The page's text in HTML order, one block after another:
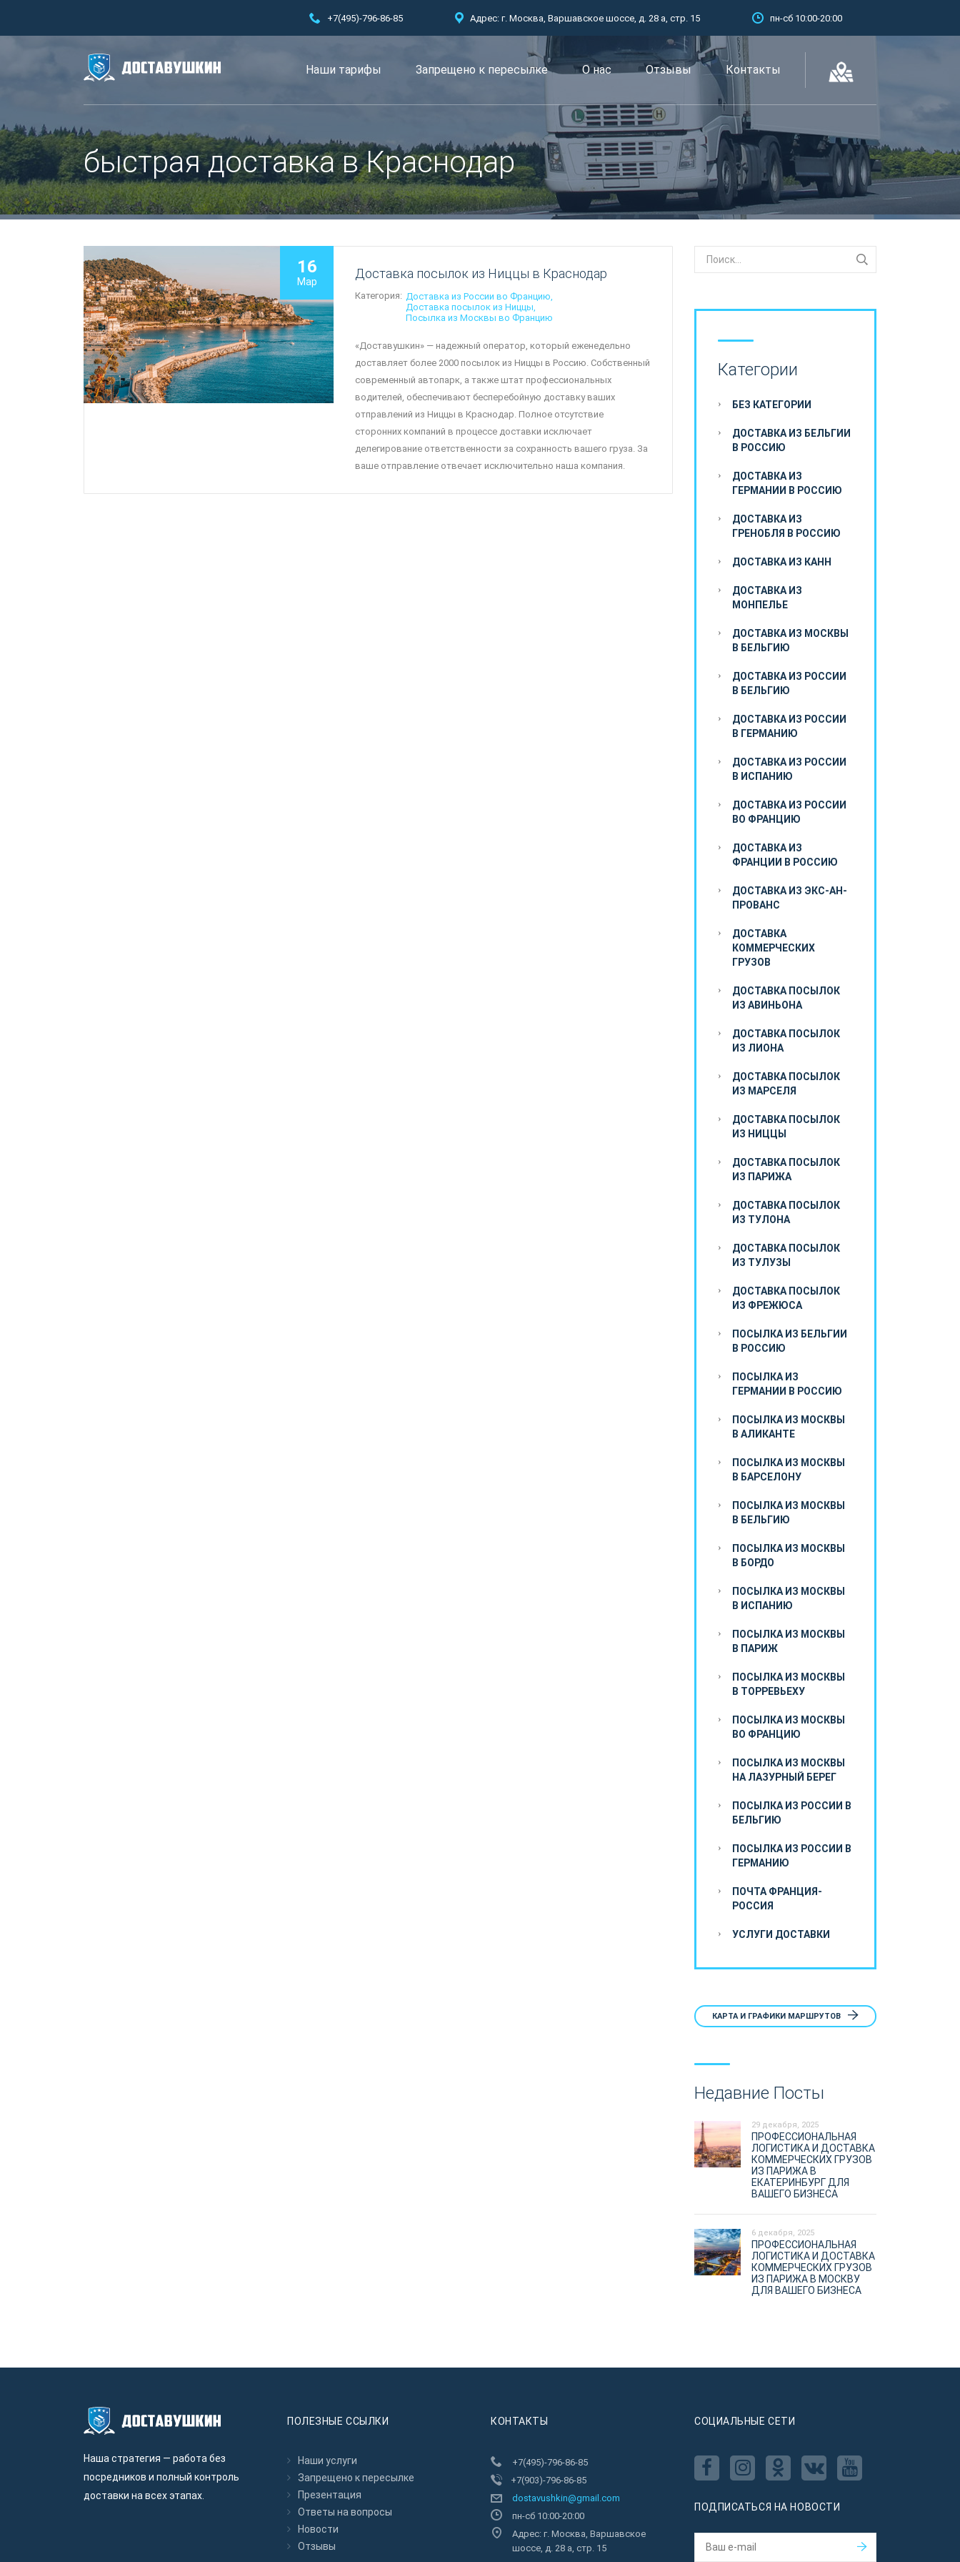
+7(495)-796-86-85 Адрес: г. Москва, Варшавское шоссе, д. 28 а, стр. 15 пн-сб 10:00-20:00
Наши тарифы Запрещено к пересылкe О нас Отзывы Контакты
быстрая доставка в Краснодар
16
Мар
Доставка посылок из Ниццы в Краснодар
Категория: Доставка из России во Францию
Доставка посылок из Ниццы
Посылка из Москвы во Францию
«Доставушкин» — надежный оператор, который еженедельно
доставляет более 2000 посылок из Ниццы в Россию. Собственный
современный автопарк, а также штат профессиональных
водителей, обеспечивают бесперебойную доставку ваших
отправлений из Ниццы в Краснодар. Полное отсутствие
сторонних компаний в процессе доставки исключает
делегирование ответственности за сохранность вашего груза. За
ваше отправление отвечает исключительно наша компания.
Категории
БЕЗ КАТЕГОРИИ
ДОСТАВКА ИЗ БЕЛЬГИИ
В РОССИЮ
ДОСТАВКА ИЗ
ГЕРМАНИИ В РОССИЮ
ДОСТАВКА ИЗ
ГРЕНОБЛЯ В РОССИЮ
ДОСТАВКА ИЗ КАНН
ДОСТАВКА ИЗ
МОНПЕЛЬЕ
ДОСТАВКА ИЗ МОСКВЫ
В БЕЛЬГИЮ
ДОСТАВКА ИЗ РОССИИ
В БЕЛЬГИЮ
ДОСТАВКА ИЗ РОССИИ
В ГЕРМАНИЮ
ДОСТАВКА ИЗ РОССИИ
В ИСПАНИЮ
ДОСТАВКА ИЗ РОССИИ
ВО ФРАНЦИЮ
ДОСТАВКА ИЗ
ФРАНЦИИ В РОССИЮ
ДОСТАВКА ИЗ ЭКС-АН-
ПРОВАНС
ДОСТАВКА
КОММЕРЧЕСКИХ
ГРУЗОВ
ДОСТАВКА ПОСЫЛОК
ИЗ АВИНЬОНА
ДОСТАВКА ПОСЫЛОК
ИЗ ЛИОНА
ДОСТАВКА ПОСЫЛОК
ИЗ МАРСЕЛЯ
ДОСТАВКА ПОСЫЛОК
ИЗ НИЦЦЫ
ДОСТАВКА ПОСЫЛОК
ИЗ ПАРИЖА
ДОСТАВКА ПОСЫЛОК
ИЗ ТУЛОНА
ДОСТАВКА ПОСЫЛОК
ИЗ ТУЛУЗЫ
ДОСТАВКА ПОСЫЛОК
ИЗ ФРЕЖЮСА
ПОСЫЛКА ИЗ БЕЛЬГИИ
В РОССИЮ
ПОСЫЛКА ИЗ
ГЕРМАНИИ В РОССИЮ
ПОСЫЛКА ИЗ МОСКВЫ
В АЛИКАНТЕ
ПОСЫЛКА ИЗ МОСКВЫ
В БАРСЕЛОНУ
ПОСЫЛКА ИЗ МОСКВЫ
В БЕЛЬГИЮ
ПОСЫЛКА ИЗ МОСКВЫ
В БОРДО
ПОСЫЛКА ИЗ МОСКВЫ
В ИСПАНИЮ
ПОСЫЛКА ИЗ МОСКВЫ
В ПАРИЖ
ПОСЫЛКА ИЗ МОСКВЫ
В ТОРРЕВЬЕХУ
ПОСЫЛКА ИЗ МОСКВЫ
ВО ФРАНЦИЮ
ПОСЫЛКА ИЗ МОСКВЫ
НА ЛАЗУРНЫЙ БЕРЕГ
ПОСЫЛКА ИЗ РОССИИ В
БЕЛЬГИЮ
ПОСЫЛКА ИЗ РОССИИ В
ГЕРМАНИЮ
ПОЧТА ФРАНЦИЯ-
РОССИЯ
УСЛУГИ ДОСТАВКИ
КАРТА И ГРАФИКИ МАРШРУТОВ
Недавние Посты
29 декабря, 2025
ПРОФЕССИОНАЛЬНАЯ
ЛОГИСТИКА И ДОСТАВКА
КОММЕРЧЕСКИХ ГРУЗОВ
ИЗ ПАРИЖА В
ЕКАТЕРИНБУРГ ДЛЯ
ВАШЕГО БИЗНЕСА
6 декабря, 2025
ПРОФЕССИОНАЛЬНАЯ
ЛОГИСТИКА И ДОСТАВКА
КОММЕРЧЕСКИХ ГРУЗОВ
ИЗ ПАРИЖА В МОСКВУ
ДЛЯ ВАШЕГО БИЗНЕСА
Наша стратегия — работа без
посредников и полный контроль
доставки на всех этапах.
ПОЛЕЗНЫЕ ССЫЛКИ
Наши услуги
Запрещено к пересылкe
Презентация
Ответы на вопросы
Новости
Отзывы
КОНТАКТЫ
+7(495)-796-86-85
+7(903)-796-86-85
dostavushkin@gmail.com
пн-сб 10:00-20:00
Адрес: г. Москва, Варшавское
шоссе, д. 28 а, стр. 15
CОЦИАЛЬНЫЕ СЕТИ
ПОДПИСАТЬСЯ НА НОВОСТИ